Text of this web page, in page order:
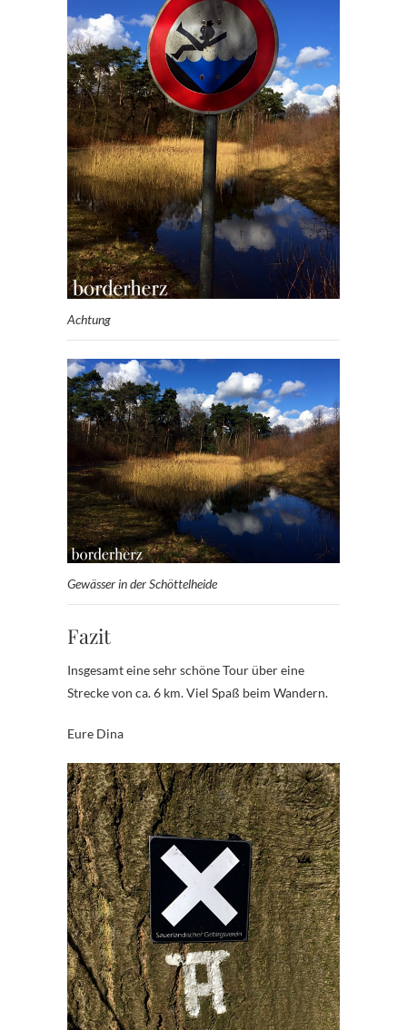
Achtung
Gewässer in der Schöttelheide
Fazit
Insgesamt eine sehr schöne Tour über eine
Strecke von ca. 6 km. Viel Spaß beim Wandern.
Eure Dina